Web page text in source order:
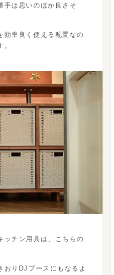
手は思いのほか良さそ
効率良く使える配置なの
ッチン用具は、こちらの
おりDJブースにもなるよ